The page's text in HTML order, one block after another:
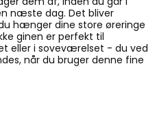
næste dag. Det bliver
hænger dine store øreringe
ginen er perfekt til
eller i soveværelset - du ved
når du bruger denne fine